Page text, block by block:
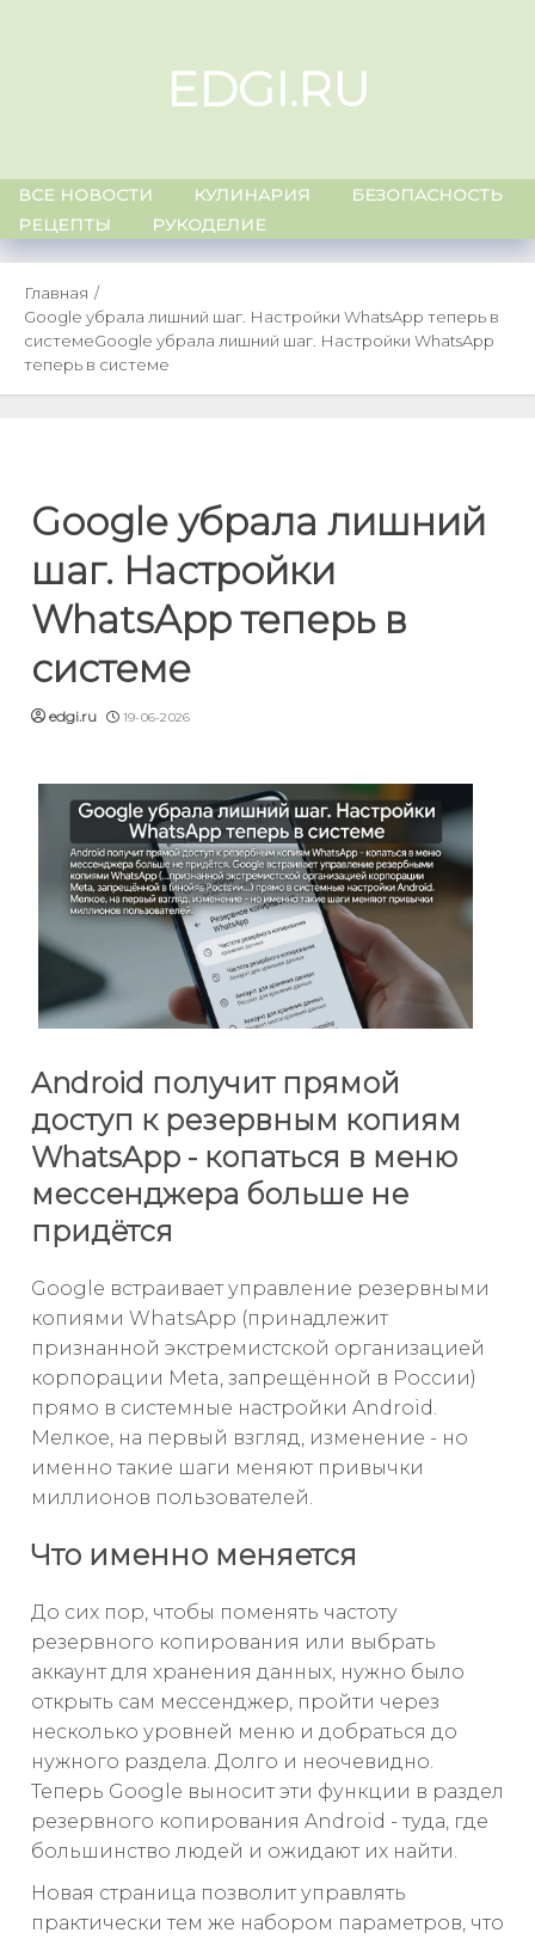
EDGI.RU
ВСЕ НОВОСТИ КУЛИНАРИЯ
БЕЗОПАСНОСТЬ
РЕЦЕПТЫ
РУКОДЕЛИЕ
Главная
Google убрала лишний шаг. Настройки WhatsApp теперь в
системеGoogle убрала лишний шаг. Настройки WhatsApp
теперь в системе
Google убрала лишний
шаг. Настройки
WhatsApp теперь в
системе
edgi.ru 19-06-2026
Android получит прямой
доступ к резервным копиям
WhatsApp - копаться в меню
мессенджера больше не
придётся
Google встраивает управление резервными
копиями WhatsApp (принадлежит
признанной экстремистской организацией
корпорации Meta, запрещённой в России)
прямо в системные настройки Android.
Мелкое, на первый взгляд, изменение - но
именно такие шаги меняют привычки
миллионов пользователей.
Что именно меняется
До сих пор, чтобы поменять частоту
резервного копирования или выбрать
аккаунт для хранения данных, нужно было
открыть сам мессенджер, пройти через
несколько уровней меню и добраться до
нужного раздела. Долго и неочевидно.
Теперь Google выносит эти функции в раздел
резервного копирования Android - туда, где
большинство людей и ожидают их найти.
Новая страница позволит управлять
практически тем же набором параметров, что